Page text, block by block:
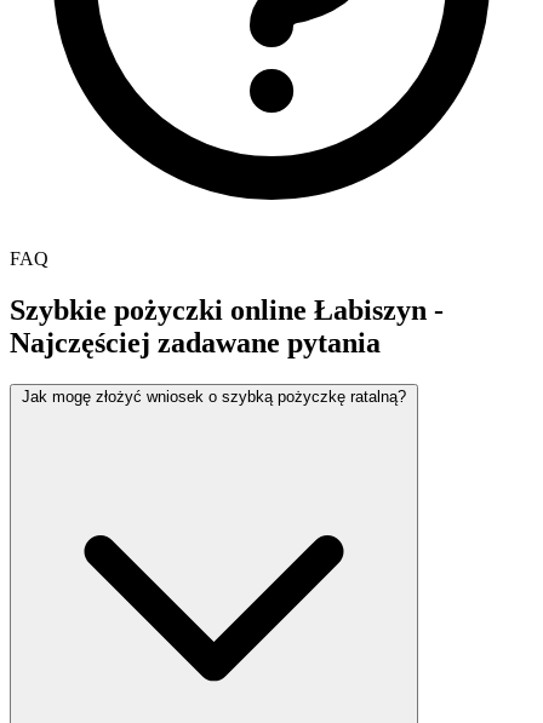
FAQ
Szybkie pożyczki online Łabiszyn -
Najczęściej zadawane pytania
Jak mogę złożyć wniosek o szybką pożyczkę ratalną?